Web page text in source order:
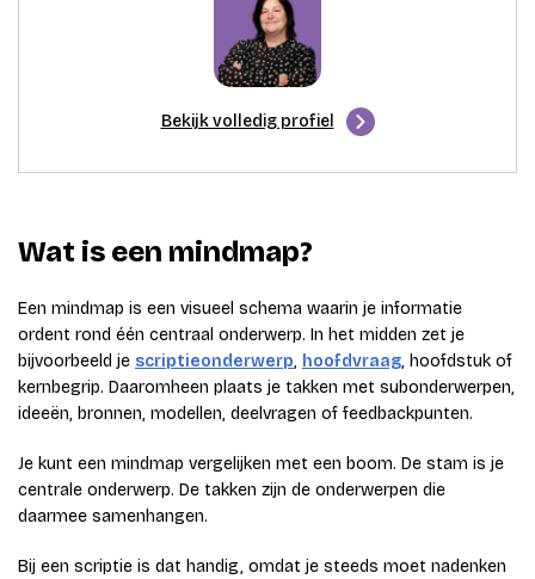
Bekijk volledig profiel
Wat is een mindmap?
Een mindmap is een visueel schema waarin je informatie
ordent rond één centraal onderwerp. In het midden zet je
bijvoorbeeld je scriptieonderwerp, hoofdvraag, hoofdstuk of
kernbegrip. Daaromheen plaats je takken met subonderwerpen,
ideeën, bronnen, modellen, deelvragen of feedbackpunten.
Je kunt een mindmap vergelijken met een boom. De stam is je
centrale onderwerp. De takken zijn de onderwerpen die
daarmee samenhangen.
Bij een scriptie is dat handig, omdat je steeds moet nadenken